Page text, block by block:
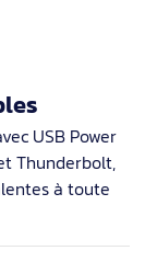
USB Power
Thunderbolt,
à toute